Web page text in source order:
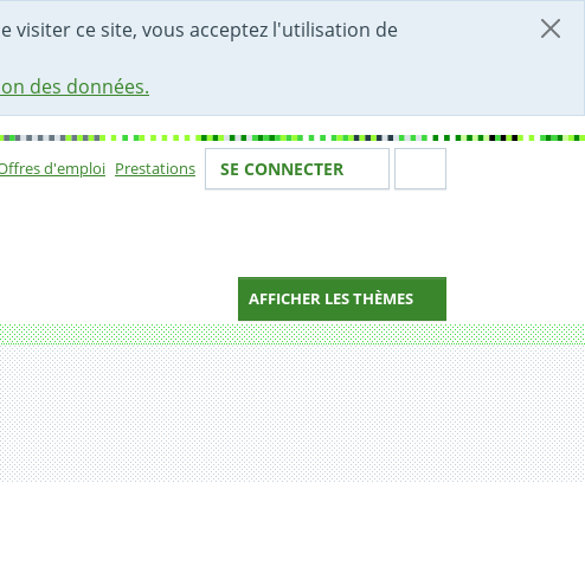
visiter ce site, vous acceptez l'utilisation de
des données.
d'emploi Prestations Votre identité
SE CONNECTER
AFFICHER LES THÈMES